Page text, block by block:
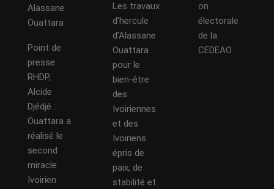
Alassane
Ouattara
Point de
presse
RHDP,
Alcide
Djédjé :
Ouattara a
réalisé le
second
miracle
Ivoirien
Les travaux
d’hercule
d’Alassane
Ouattara
pour le
bien-être
des
Ivoiriennes
et des
Ivoiriens
épris de
paix, de
stabilité et
on
électorale
de la
CEDEAO